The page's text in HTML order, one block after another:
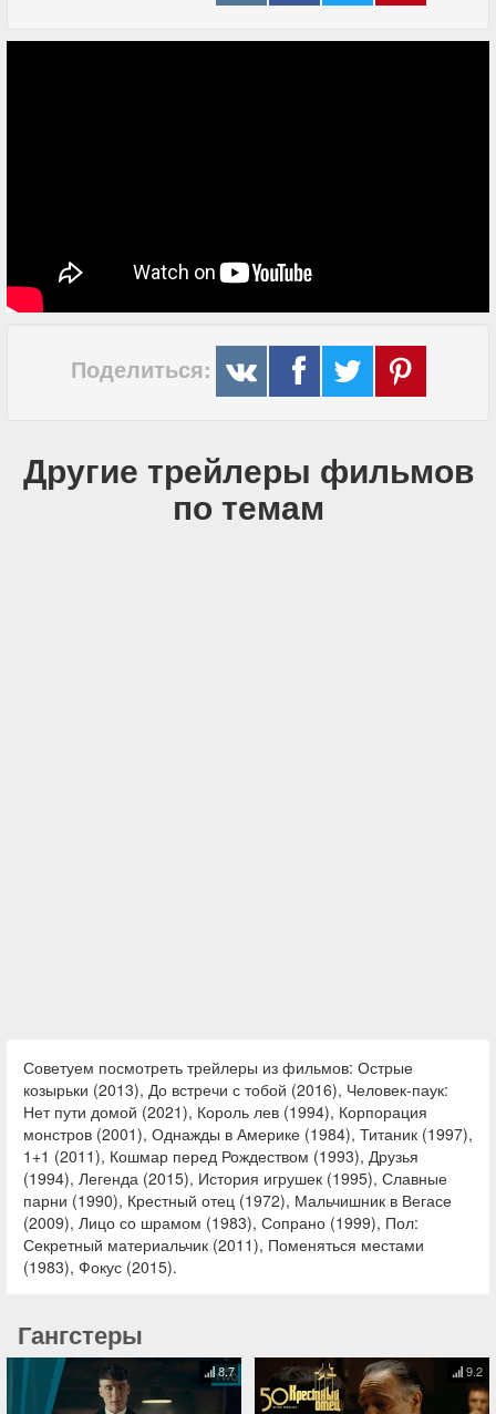
Поделиться:
Другие трейлеры фильмов
по темам
Советуем посмотреть трейлеры из фильмов: Острые
козырьки (2013), До встречи с тобой (2016), Человек-паук:
Нет пути домой (2021), Король лев (1994), Корпорация
монстров (2001), Однажды в Америке (1984), Титаник (1997),
1+1 (2011), Кошмар перед Рождеством (1993), Друзья
(1994), Легенда (2015), История игрушек (1995), Славные
парни (1990), Крестный отец (1972), Мальчишник в Вегасе
(2009), Лицо со шрамом (1983), Сопрано (1999), Пол:
Секретный материальчик (2011), Поменяться местами
(1983), Фокус (2015).
Гангстеры
8.7 9.2